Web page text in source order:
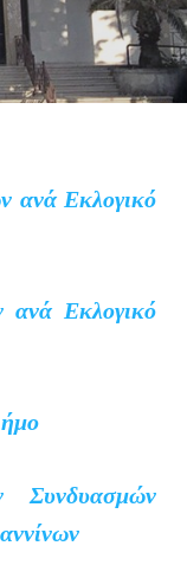
ανά Εκλογικό
ανά Εκλογικό
Συνδυασμών